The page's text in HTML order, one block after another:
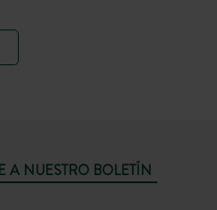
A NUESTRO BOLETÍN